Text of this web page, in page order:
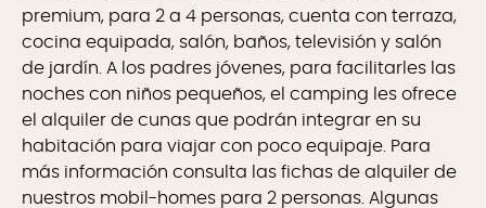
premium, para 2 a 4 personas, cuenta con terraza,
cocina equipada, salón, baños, televisión y salón
de jardín. A los padres jóvenes, para facilitarles las
noches con niños pequeños, el camping les ofrece
el alquiler de cunas que podrán integrar en su
habitación para viajar con poco equipaje. Para
más información consulta las fichas de alquiler de
nuestros mobil-homes para 2 personas. Algunas